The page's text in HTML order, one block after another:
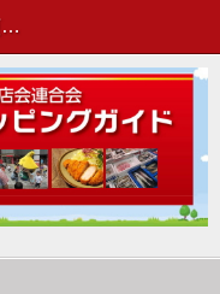
アサダ（浅田煎餅本舗）